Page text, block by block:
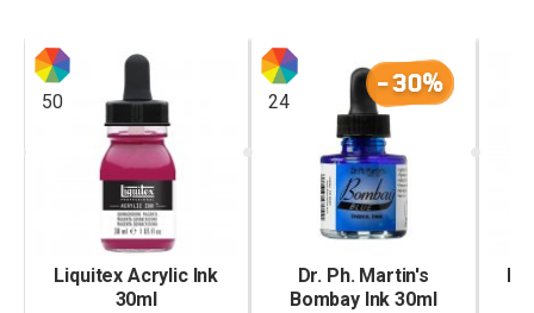
50
Liquitex Acrylic Ink
30ml
-30%
24
Dr. Ph. Martin's
Bombay Ink 30ml